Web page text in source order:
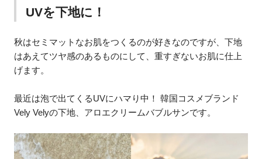
UVを下地に！
秋はセミマットなお肌をつくるのが好きなのですが、下地
はあえてツヤ感のあるものにして、重すぎないお肌に仕上
げます。
最近は泡で出てくるUVにハマり中！ 韓国コスメブランド
Vely Velyの下地、アロエクリームバブルサンです。